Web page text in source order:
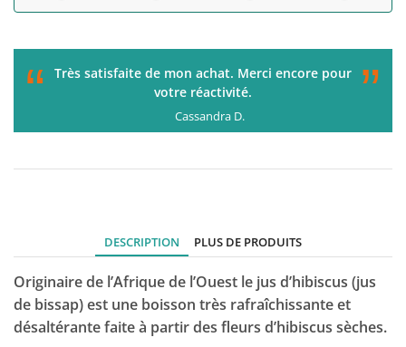
“
C'était parfait de la commande à la livraison. Je
recommande !
Gérard H. ”
DESCRIPTION PLUS DE PRODUITS
Originaire de l’Afrique de l’Ouest le jus d’hibiscus (jus
de bissap) est une boisson très rafraîchissante et
désaltérante faite à partir des fleurs d’hibiscus sèches.